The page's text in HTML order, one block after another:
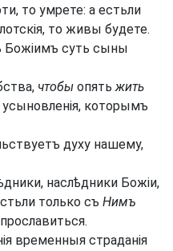
то умрете: а естьли
то живы будете.
суть сыны
чтобы опятьжить
которымъ
духу нашему,
наслѣдники Божіи,
только съ Нимъ
временныя страданія